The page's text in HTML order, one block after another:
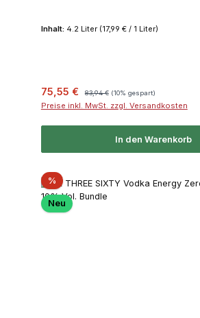
Inhalt: 4.2 Liter (17,99 € / 1 Liter)
Verkaufspreis:
75,55 € 83,94 € (10% gespart)
Preise inkl. MwSt. zzgl. Versandkosten
In den Warenkorb
%Rabatt
Neu